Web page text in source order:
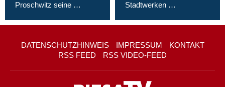
Proschwitz seine …
Stadtwerken …
DATENSCHUTZHINWEIS IMPRESSUM
KONTAKT
RSS FEED
RSS VIDEO-FEED